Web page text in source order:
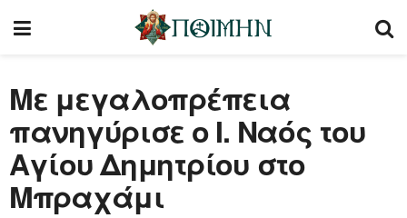
Με μεγαλοπρέπεια
πανηγύρισε ο Ι. Ναός του
Αγίου Δημητρίου στο
Μπραχάμι